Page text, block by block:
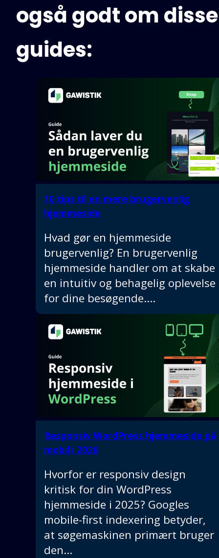
også godt om disse
guides:
10 tips til en mere brugervenlig
hjemmeside
Hvad gør en hjemmeside
brugervenlig? En brugervenlig
hjemmeside handler om at skabe
en intuitiv og behagelig oplevelse
for dine besøgende.…
Responsiv WordPress hjemmeside på
mobil i 2026
Hvorfor er responsiv design
kritisk for din WordPress
hjemmeside i 2025? Googles
mobile-first indexering betyder,
at søgemaskinen primært bruger
den…